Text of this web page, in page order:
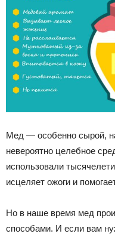
Мед — особенно сырой,
невероятно целебное
использовали
исцеляет ожоги и
Но в наше время мед
способами. И если вам